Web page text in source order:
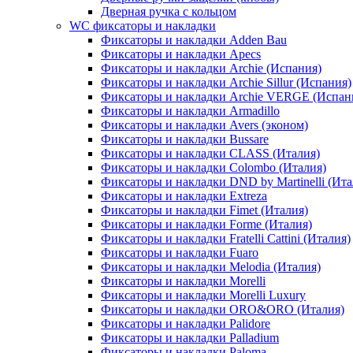
Дверная ручка с кольцом
WC фиксаторы и накладки
Фиксаторы и накладки Adden Bau
Фиксаторы и накладки Apecs
Фиксаторы и накладки Archie (Испания)
Фиксаторы и накладки Archie Sillur (Испания)
Фиксаторы и накладки Archie VERGE
Фиксаторы и накладки Armadillo
Фиксаторы и накладки Avers (эконом)
Фиксаторы и накладки Bussare
Фиксаторы и накладки CLASS (Италия)
Фиксаторы и накладки Colombo (Италия)
Фиксаторы и накладки DND by Martinelli
Фиксаторы и накладки Extreza
Фиксаторы и накладки Fimet (Италия)
Фиксаторы и накладки Forme (Италия)
Фиксаторы и накладки Fratelli Cattini (Италия)
Фиксаторы и накладки Fuaro
Фиксаторы и накладки Melodia (Италия)
Фиксаторы и накладки Morelli
Фиксаторы и накладки Morelli Luxury
Фиксаторы и накладки ORO&ORO (Италия)
Фиксаторы и накладки Palidore
Фиксаторы и накладки Palladium